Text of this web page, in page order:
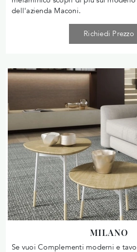
dell'azienda Maconi.
Richiedi Prezzo
MILANO
Se vuoi Complementi moderni e